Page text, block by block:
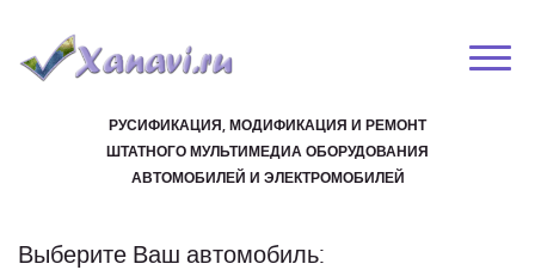
РУСИФИКАЦИЯ, МОДИФИКАЦИЯ И РЕМОНТ
ШТАТНОГО МУЛЬТИМЕДИА ОБОРУДОВАНИЯ
АВТОМОБИЛЕЙ И ЭЛЕКТРОМОБИЛЕЙ
Выберите Ваш автомобиль: